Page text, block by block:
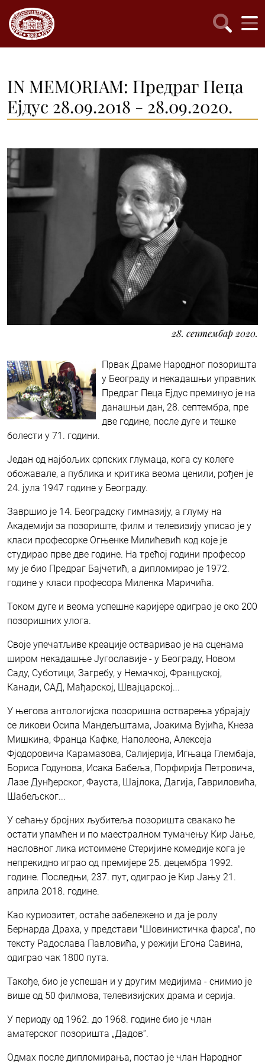
IN MEMORIAM: Предраг Пеца
Ејдус 28.09.2018 - 28.09.2020.
28. септембар 2020.
Првак Драме Народног позоришта
у Београду и некадашњи управник
Предраг Пеца Ејдус преминуо је на
данашњи дан, 28. септембра, пре
две године, после дуге и тешке
болести у 71. години.
Један од најбољих српских глумаца, кога су колеге
обожавале, а публика и критика веома ценили, рођен је
24. јула 1947 године у Београду.
Завршио је 14. Београдску гимназију, а глуму на
Академији за позориште, филм и телевизију уписао је у
класи професорке Огњенке Милићевић код које је
студирао прве две године. На трећој години професор
му је био Предраг Бајчетић, а дипломирао је 1972.
године у класи професора Миленка Маричића.
Током дуге и веома успешне каријере одиграо је око 200
позоришних улога.
Своје упечатљиве креације остваривао је на сценама
широм некадашње Југославије - у Београду, Новом
Саду, Суботици, Загребу, у Немачкој, Француској,
Канади, САД, Мађарској, Швајцарској...
У његова антологијска позоришна остварења убрајају
се ликови Осипа Мандељштама, Јоакима Вујића, Кнеза
Мишкина, Франца Кафке, Наполеона, Алексеја
Фјодоровича Карамазова, Салијерија, Игњаца Глембаја,
Бориса Годунова, Исака Бабеља, Порфирија Петровича,
Лазе Дунђерског, Фауста, Шајлока, Дагија, Гавриловића,
Шабељског...
У сећању бројних љубитеља позоришта свакако ће
остати упамћен и по маестралном тумачењу Кир Јање,
насловног лика истоимене Стеријине комедије кога је
непрекидно играо од премијере 25. децембра 1992.
године. Последњи, 237. пут, одиграо је Кир Јању 21.
априла 2018. године.
Као куриозитет, остаће забележено и да је ролу
Бернарда Драха, у представи "Шовинистичка фарса", по
тексту Радослава Павловића, у режији Егона Савина,
одиграо чак 1800 пута.
Такође, био је успешан и у другим медијима - снимио је
више од 50 филмова, телевизијских драма и серија.
У периоду од 1962. до 1968. године био је члан
аматерског позоришта „Дадов“.
Одмах после дипломирања, постао је члан Народног